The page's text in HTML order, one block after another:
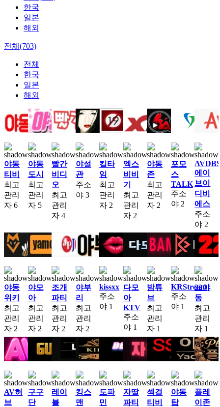
한국
일본
해외
전체(703)
전체
한국
일본
해외
야동
티비
최고
관리
자 6
야동
도시
최고
관리
자 5
빨간
비디
오
최고
관리
자 4
야설
관
주소
야 3
킬타
임
최고
관리
자 2
엑스
비비
기
최고
관리
자 2
야동
존
최고
관리
자 2
포모
스
TALK
주소
야 2
에이
브이
디비
에스
주소
야 2
야동
위키
최고
관리
자 2
야모
아
최고
관리
자 2
조개
파티
최고
관리
자 2
야부
리
최고
관리
자 2
kissxx
주소
야 1
다모
아
KTV
주소
야 1
밤튜
브
최고
관리
자 1
KRStream
주소
야 1
22야
동
최고
관리
자 1
AV허
브
구구
단
레이
블
킹스
맨
도파
민
자딸
파티
섹걸
티비
야동
탑
플레
이존